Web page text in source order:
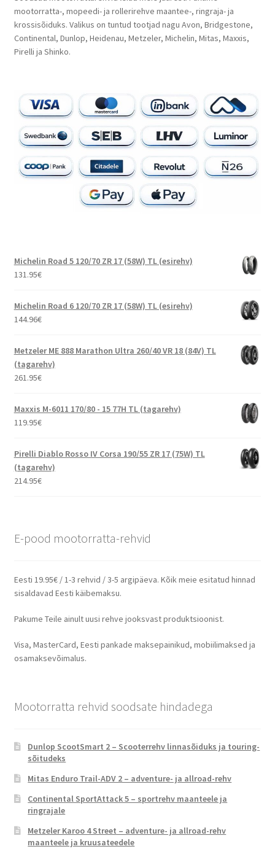
mootorratta-, mopeedi- ja rollerirehve maantee-, ringraja- ja
krossisõiduks. Valikus on tuntud tootjad nagu Avon, Bridgestone,
Continental, Dunlop, Heidenau, Metzeler, Michelin, Mitas, Maxxis,
Pirelli ja Shinko.
Michelin Road 5 120/70 ZR 17 (58W) TL (esirehv)
131.95€
Michelin Road 6 120/70 ZR 17 (58W) TL (esirehv)
144.96€
Metzeler ME 888 Marathon Ultra 260/40 VR 18 (84V) TL
(tagarehv)
261.95€
Maxxis M-6011 170/80 - 15 77H TL (tagarehv)
119.95€
Pirelli Diablo Rosso IV Corsa 190/55 ZR 17 (75W) TL
(tagarehv)
214.95€
E-pood mootorratta-rehvid
Eesti 19.95€ / 1-3 rehvid / 3-5 argipäeva. Kõik meie esitatud hinnad
sisaldavad Eesti käibemaksu.
Pakume Teile ainult uusi rehve jooksvast produktsioonist.
Visa, MasterCard, Eesti pankade maksepainikud, mobiilimaksed ja
osamaksevõimalus.
Mootorratta rehvid soodsate hindadega
Dunlop ScootSmart 2 – Scooterrehv linnasõiduks ja touring-
sõitudeks
Mitas Enduro Trail-ADV 2 – adventure- ja allroad-rehv
Continental SportAttack 5 – sportrehv maanteele ja
ringrajale
Metzeler Karoo 4 Street – adventure- ja allroad-rehv
maanteele ja kruusateedele